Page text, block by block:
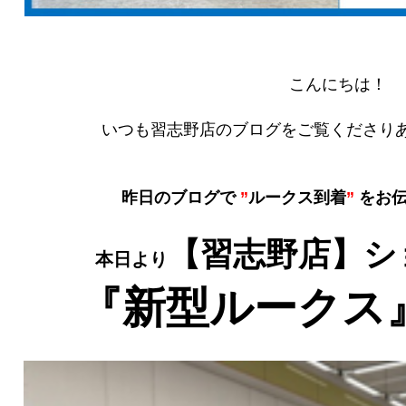
こんにちは！
いつも習志野店のブログをご覧くださり
昨日のブログで ”ルークス到着” をお
本日より 【習志野店】
『新型ルークス